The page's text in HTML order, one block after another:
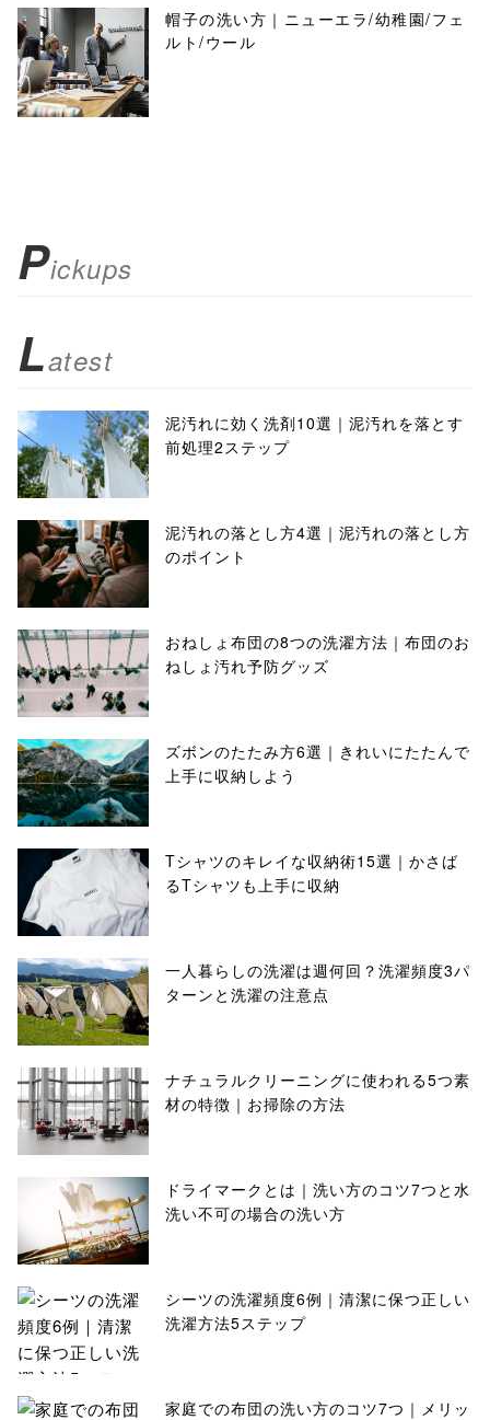
帽子の洗い方｜ニューエラ/幼稚園/フェ
ルト/ウール
Pickups
Latest
泥汚れに効く洗剤10選｜泥汚れを落とす
前処理2ステップ
泥汚れの落とし方4選｜泥汚れの落とし方
のポイント
おねしょ布団の8つの洗濯方法｜布団のお
ねしょ汚れ予防グッズ
ズボンのたたみ方6選｜きれいにたたんで
上手に収納しよう
Tシャツのキレイな収納術15選｜かさば
るTシャツも上手に収納
一人暮らしの洗濯は週何回？洗濯頻度3パ
ターンと洗濯の注意点
ナチュラルクリーニングに使われる5つ素
材の特徴｜お掃除の方法
ドライマークとは｜洗い方のコツ7つと水
洗い不可の場合の洗い方
シーツの洗濯頻度6例｜清潔に保つ正しい
洗濯方法5ステップ
家庭での布団の洗い方のコツ7つ｜メリッ